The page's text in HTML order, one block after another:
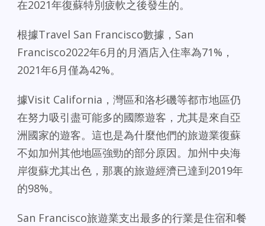
在2021年復蘇特別疲軟之後發生的。
根據Travel San Francisco數據，San
Francisco2022年6月的月酒店入住率為71%，
2021年6月僅為42%。
據Visit California，灣區和洛杉磯等都市地區仍
在努力吸引盡可能多的國際遊客，尤其是來自亞
洲國家的遊客。這也是為什麼他們的旅遊業復蘇
不如加州其他地區強勁的部分原因。加州中央海
岸復蘇尤其出色，那裏的旅遊經濟已達到2019年
的98%。
San Francisco旅遊業支出最多的行業是住宿和餐